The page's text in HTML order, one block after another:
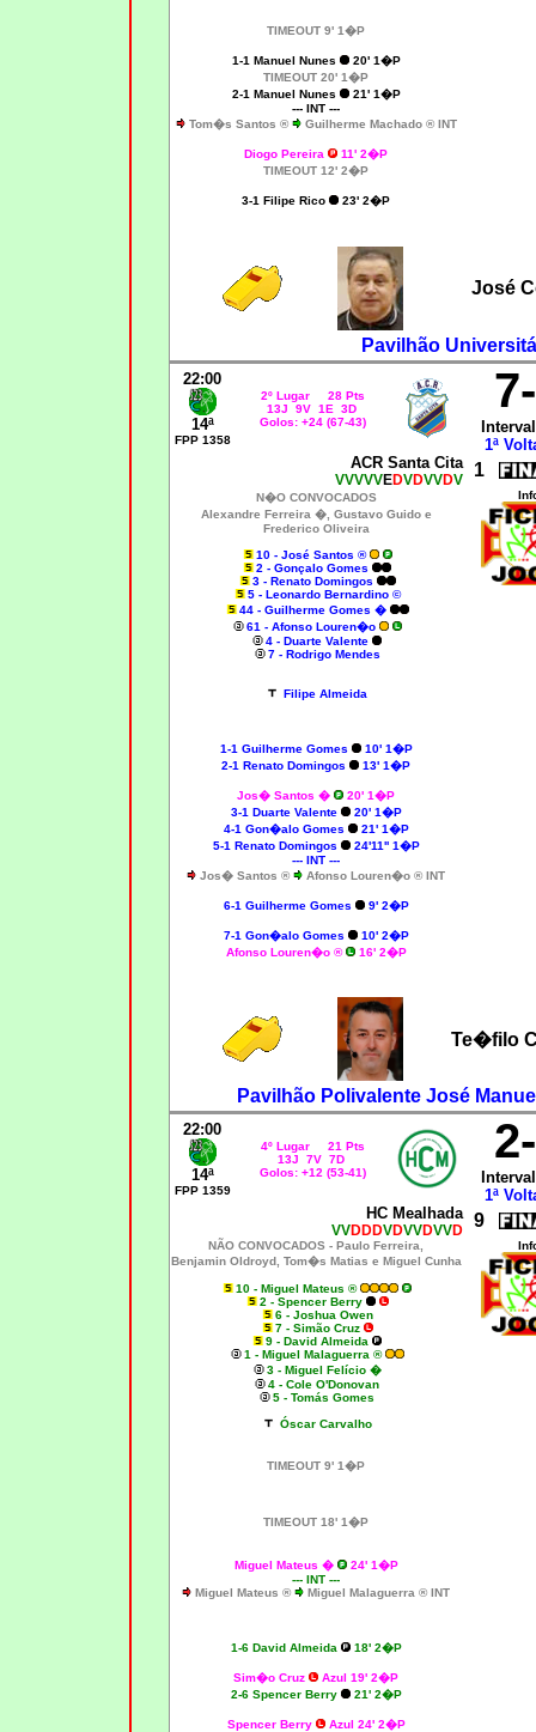
TIMEOUT 9' 1�P
1-1 Manuel Nunes
20' 1�P
TIMEOUT 20' 1�P
2-1 Manuel Nunes
21' 1�P
--- INT ---
Tom�s Santos ®
Guilherme Machado ® INT
Diogo Pereira
11' 2�P
TIMEOUT 12' 2�P
3-1 Filipe Rico 23' 2�P
José
Pavilhão
22:00
14ª
FPP 1358
2º Lugar 28 Pts
13J 9V 1E 3D
Golos: +24 (67-43)
1ª
ACR Santa Cita
VVVVVEDVDVVDV 1
N�O CONVOCADOS
Alexandre Ferreira �, Gustavo Guido e
Frederico Oliveira
10 - José Santos ®
2 - Gonçalo Gomes
3 - Renato Domingos
5- Leonardo Bernardino ©
44 - Guilherme Gomes �
61 - Afonso Louren�o
4 - Duarte Valente
7 - Rodrigo Mendes
Filipe Almeida
1-1 Guilherme Gomes
10' 1�P
2-1 Renato Domingos 13' 1�P
Jos� Santos �
20' 1�P
3-1 Duarte Valente
20' 1�P
4-1 Gon�alo Gomes
21' 1�P
5-1 Renato Domingos
24'11'' 1�P
--- INT ---
Jos� Santos ®
Afonso Louren�o ® INT
6-1 Guilherme Gomes 9' 2�P
7-1 Gon�alo Gomes
10' 2�P
Afonso Louren�o ®
16' 2�P
Te�filo
Pavilhão Polivalente José
22:00
14ª
FPP 1359
4º Lugar 21 Pts
13J 7V 7D
Golos: +12 (53-41)
1ª
HC Mealhada
VVDDDVDVVDVVD 9
NÃO CONVOCADOS - Paulo Ferreira,
Benjamin Oldroyd, Tom�s Matias e Miguel Cunha
10 - Miguel Mateus ®
2 - Spencer Berry
6 - Joshua Owen
7 - Simão Cruz
9 - David Almeida
1 - Miguel Malaguerra ®
3 - Miguel Felício �
4 - Cole O'Donovan
5 - Tomás Gomes
Óscar Carvalho
TIMEOUT 9' 1�P
TIMEOUT 18' 1�P
Miguel Mateus �
24' 1�P
--- INT ---
Miguel Mateus ®
Miguel Malaguerra ® INT
1-6 David Almeida 18' 2�P
Sim�o Cruz
Azul 19' 2�P
2-6 Spencer Berry
21' 2�P
Spencer Berry Azul 24' 2�P